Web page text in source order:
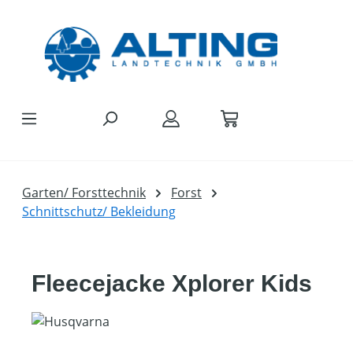
Garten/ Forsttechnik
Forst
Schnittschutz/ Bekleidung
Fleecejacke Xplorer Kids